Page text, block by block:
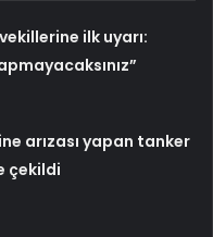
ilk uyarı:
arızası yapan tanker
çekildi